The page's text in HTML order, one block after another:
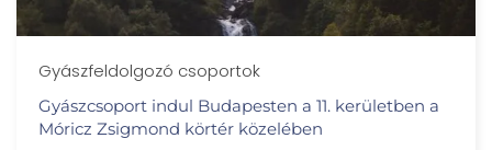
Gyászfeldolgozó csoportok
Gyászcsoport indul Budapesten a 11. kerületben a
Móricz Zsigmond körtér közelében